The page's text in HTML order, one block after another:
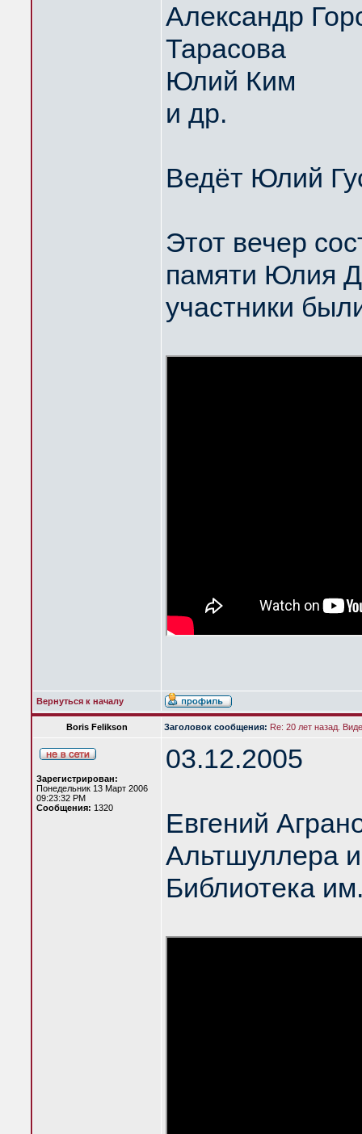
Александр
Тарасова
Юлий Ким
и др.
Ведёт Юлий
Этот вечер
памяти Юлия
участники
Вернуться к началу
Boris Felikson Заголовок сообщения: Re: 20 лет назад.
Зарегистрирован:
Понедельник 13 Март 2006
09:23:32 PM
Сообщения: 1320
03.12.2005
Евгений
Альтшуллера
Библиотека